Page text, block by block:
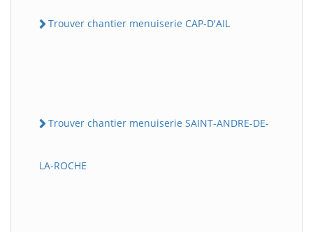
Trouver chantier menuiserie CAP-D'AIL
Trouver chantier menuiserie SAINT-ANDRE-DE-
LA-ROCHE